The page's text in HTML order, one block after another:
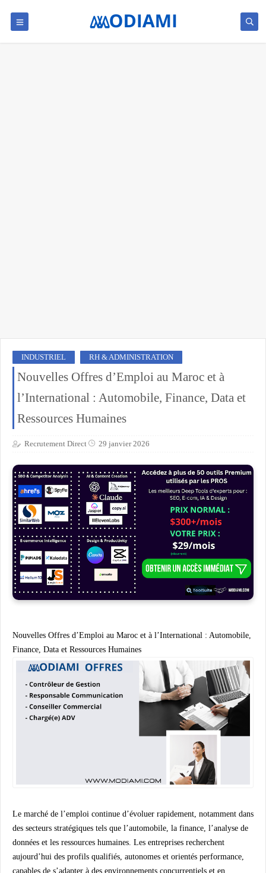
INDUSTRIEL RH & ADMINISTRATION
Nouvelles Offres d’Emploi au Maroc et à
l’International : Automobile, Finance, Data et
Ressources Humaines
Recrutement Direct 29 janvier 2026
Nouvelles Offres d’Emploi au Maroc et à l’International : Automobile,
Finance, Data et Ressources Humaines
Le marché de l’emploi continue d’évoluer rapidement, notamment dans
des secteurs stratégiques tels que l’automobile, la finance, l’analyse de
données et les ressources humaines. Les entreprises recherchent
aujourd’hui des profils qualifiés, autonomes et orientés performance,
capables de s’adapter à des environnements concurrentiels et en